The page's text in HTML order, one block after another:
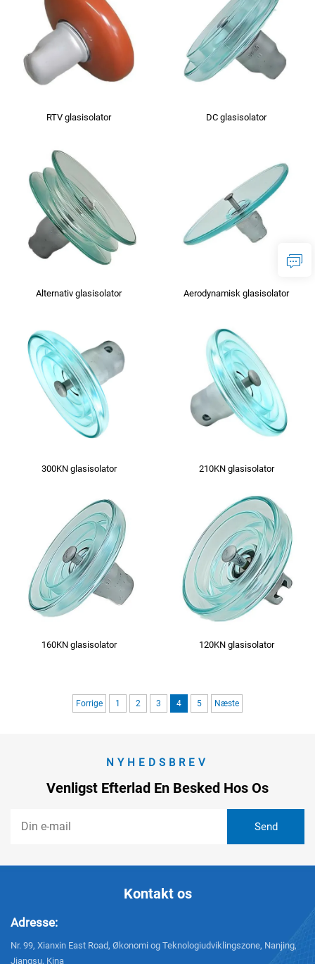
RTV glasisolator DC glasisolator
Alternativ glasisolator Aerodynamisk glasisolator
300KN glasisolator 210KN glasisolator
160KN glasisolator 120KN glasisolator
Forrige 1 2 3 4 5 Næste
NYHEDSBREV
Venligst Efterlad En Besked Hos Os
Kontakt os
Adresse:
Nr. 99, Xianxin East Road, Økonomi og Teknologiudviklingszone, Nanjing,
Jiangsu, Kina